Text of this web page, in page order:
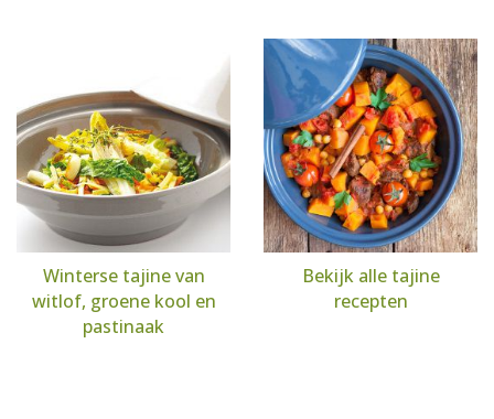
Winterse tajine van
witlof, groene kool en
pastinaak
Bekijk alle tajine
recepten